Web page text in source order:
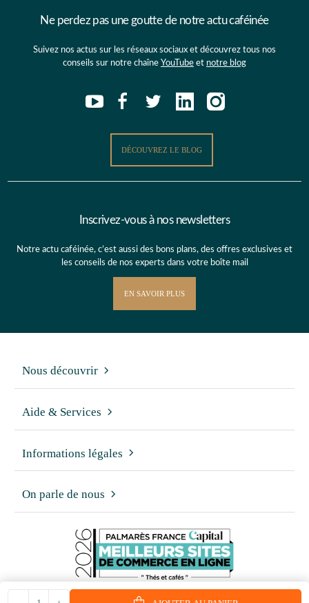
Ne perdez pas une goutte de notre actu caféinée
Suivez nos actus sur les réseaux sociaux et découvrez tous nos
conseils sur notre chaîne YouTube et notre blog
DÉCOUVREZ LE BLOG
Inscrivez-vous à nos newsletters
Notre actu caféinée, c’est aussi des bons plans, des offres exclusives et
les conseils de nos experts dans votre boîte mail
EN SAVOIR PLUS
Nous découvrir
Aide & Services
Informations légales
On parle de nous